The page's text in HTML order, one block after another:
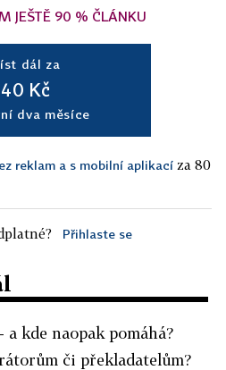
JEŠTĚ 90 % ČLÁNKU
dál za
40 Kč
dva měsíce
reklam a s mobilní aplikací za 80
Přihlaste se
a kde naopak pomáhá?
či překladatelům?